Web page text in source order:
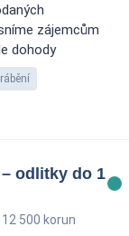
zájemcům
dohody
odlitky do 1
12 500 korun